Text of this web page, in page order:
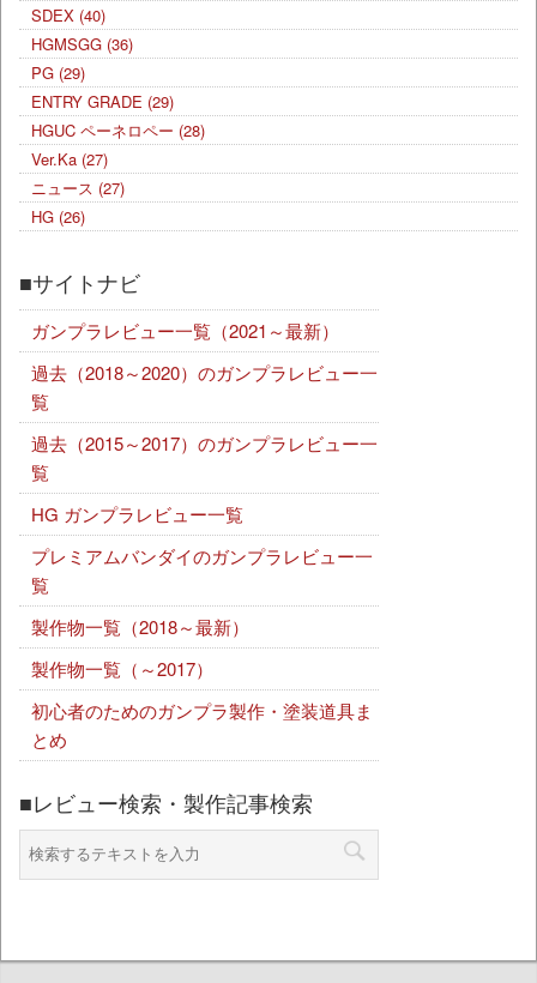
SDEX (40)
HGMSGG (36)
PG (29)
ENTRY GRADE (29)
HGUC ペーネロペー (28)
Ver.Ka (27)
ニュース (27)
HG (26)
■サイトナビ
ガンプラレビュー一覧（2021～最新）
過去（2018～2020）のガンプラレビュー一
覧
過去（2015～2017）のガンプラレビュー一
覧
HG ガンプラレビュー一覧
プレミアムバンダイのガンプラレビュー一
覧
製作物一覧（2018～最新）
製作物一覧（～2017）
初心者のためのガンプラ製作・塗装道具ま
とめ
■レビュー検索・製作記事検索